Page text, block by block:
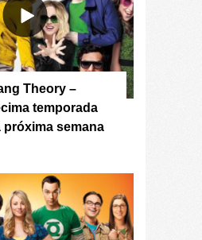
Theory –
temporada
próxima semana